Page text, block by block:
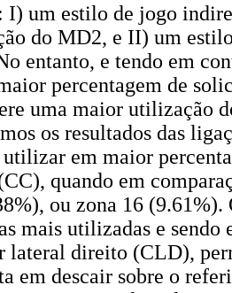
I) um estilo de jogo
do MD2, e II) um
entanto, e tendo em
percentagem de
uma maior utilização
os resultados das
em maior
quando em
ou zona 16
mais utilizadas e
lateral direito (CLD),
em descair sobre o